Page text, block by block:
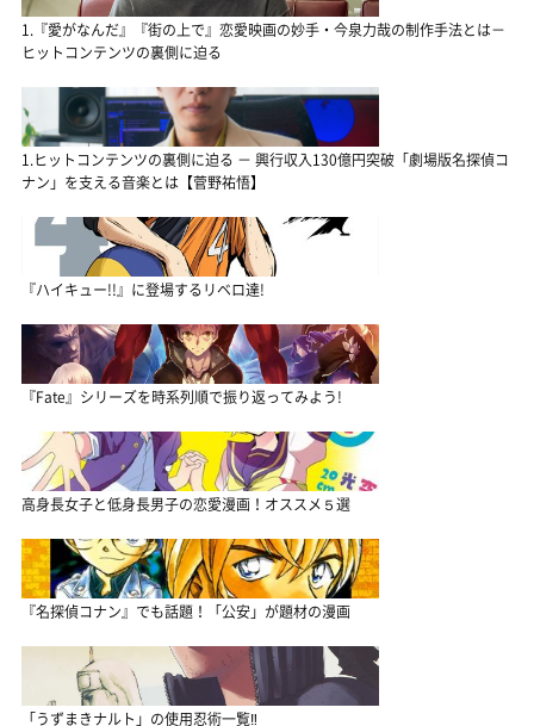
1.『愛がなんだ』『街の上で』恋愛映画の妙手・今泉力哉の制作手法とは－
ヒットコンテンツの裏側に迫る
1.ヒットコンテンツの裏側に迫る － 興行収入130億円突破「劇場版名探偵コ
ナン」を支える音楽とは【菅野祐悟】
『ハイキュー!!』に登場するリベロ達!
『Fate』シリーズを時系列順で振り返ってみよう!
高身長女子と低身長男子の恋愛漫画！オススメ５選
『名探偵コナン』でも話題！「公安」が題材の漫画
「うずまきナルト」の使用忍術一覧‼